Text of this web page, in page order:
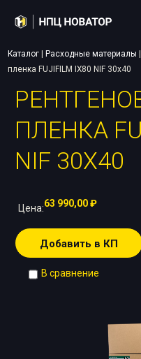
Каталог Расходные материалы
пленка FUJIFILM IX80 NIF 30х40
ПЛЕНКА
NIF 30Х40
Цена:63 990,00₽
Добавить в КП
В сравнение